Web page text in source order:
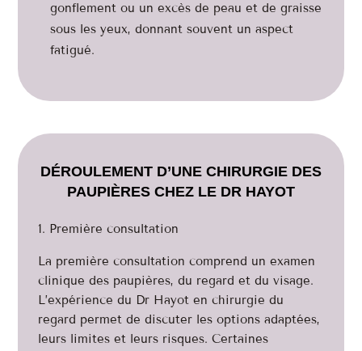
gonflement ou un excès de peau et de graisse
sous les yeux, donnant souvent un aspect
fatigué.
DÉROULEMENT D’UNE CHIRURGIE DES
PAUPIÈRES CHEZ LE DR HAYOT
Première consultation
La première consultation comprend un examen
clinique des paupières, du regard et du visage.
L’expérience du Dr Hayot en chirurgie du
regard permet de discuter les options adaptées,
leurs limites et leurs risques. Certaines